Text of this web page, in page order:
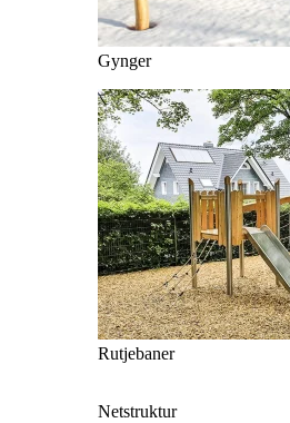
Gynger
Rutjebaner
Netstruktur